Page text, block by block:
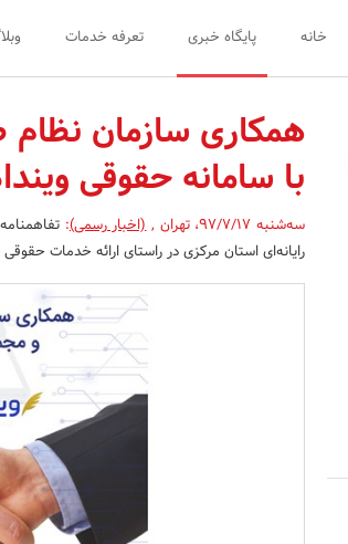
خانه پایگاه خبری تعرفه خدمات
همکاری سازمان نظام
با سامانه حقوقی
سه‌شنبه 97/7/17 ،تهران ,(اخبار رسمی):
رایانه‌ای استان مرکزی در راستای ارائه خدمات